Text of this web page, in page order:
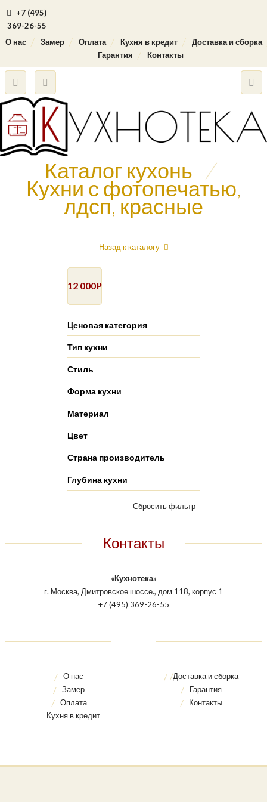
+7 (495)
369-26-55
О нас
Замер Оплата Кухня в кредит
Доставка и сборка
Гарантия
Контакты
Каталог кухонь /
Кухни с фотопечатью,
лдсп, красные
Назад к каталогу
12 000Р
Ценовая категория
Тип кухни
Стиль
Форма кухни
Материал
Цвет
Страна производитель
Глубина кухни
Контакты
«Кухнотека»
г. Москва, Дмитровское шоссе., дом 118, корпус 1
+7 (495) 369-26-55
О нас
Замер
Оплата
Кухня в кредит
Доставка и сборка
Гарантия
Контакты